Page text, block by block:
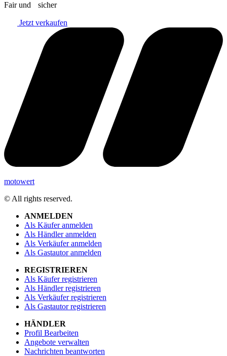
Fair und sicher
Jetzt verkaufen
motowert
© All rights reserved.
ANMELDEN
Als Käufer anmelden
Als Händler anmelden
Als Verkäufer anmelden
Als Gastautor anmelden
REGISTRIEREN
Als Käufer registrieren
Als Händler registrieren
Als Verkäufer registrieren
Als Gastautor registrieren
HÄNDLER
Profil Bearbeiten
Angebote verwalten
Nachrichten beantworten